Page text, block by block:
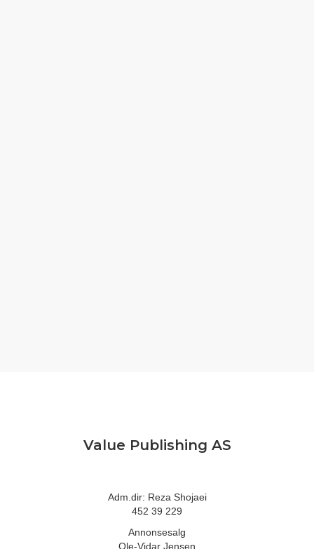
Value Publishing AS
Adm.dir: Reza Shojaei
452 39 229
Annonsesalg
Ole-Vidar Jensen